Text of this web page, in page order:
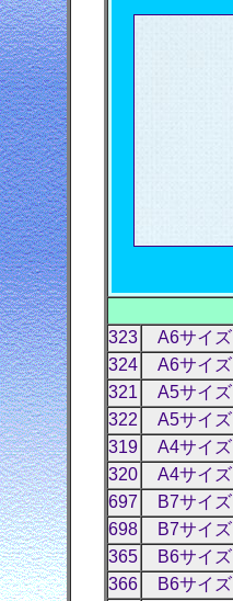
323
A6サイズ
324
A6サイズ
321
A5サイズ
322
A5サイズ
319
A4サイズ
320
A4サイズ
697
B7サイズ
698
B7サイズ
365
B6サイズ
366
B6サイズ